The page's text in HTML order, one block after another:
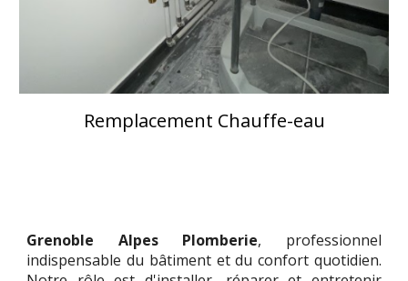
Remplacement Chauffe-eau
Grenoble Alpes Plomberie, professionnel
indispensable du bâtiment et du confort quotidien.